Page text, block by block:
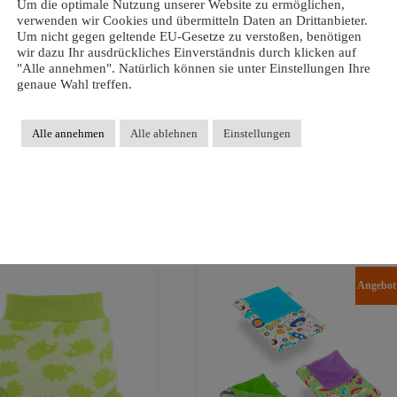
Saugkraft, unten Baumwolle mit einer wasserdichten und atmungsaktiven
bleibt trocken.
für den Autositz oder für den Hochstuhl.
Um die optimale Nutzung unserer Website zu ermöglichen,
verwenden wir Cookies und übermitteln Daten an Drittanbieter.
Um nicht gegen geltende EU-Gesetze zu verstoßen, benötigen
wir dazu Ihr ausdrückliches Einverständnis durch klicken auf
"Alle annehmen". Natürlich können sie unter Einstellungen Ihre
genaue Wahl treffen.
Alle annehmen Alle ablehnen Einstellungen